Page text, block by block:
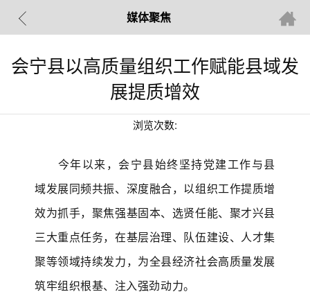
媒体聚焦
会宁县以高质量组织工作赋能县域发
展提质增效
浏览次数:
今年以来，会宁县始终坚持党建工作与县
域发展同频共振、深度融合，以组织工作提质增
效为抓手，聚焦强基固本、选贤任能、聚才兴县
三大重点任务，在基层治理、队伍建设、人才集
聚等领域持续发力，为全县经济社会高质量发展
筑牢组织根基、注入强劲动力。